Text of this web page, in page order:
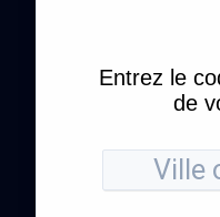
Entrez le
de